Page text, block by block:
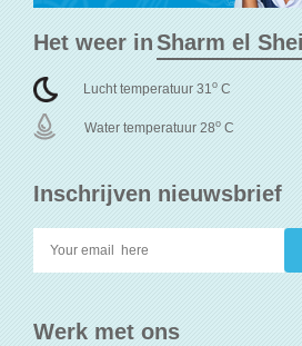
Inschrijven nieuwsbrief
Werk met ons
Het weer in
Lucht temperatuur 31o C
Water temperatuur 28o C